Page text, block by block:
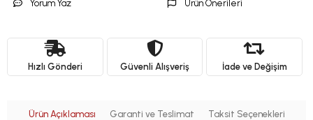
Yorum Yaz Ürün Önerileri
Hızlı Gönderi Güvenli Alışveriş İade ve Değişim
Ürün Açıklaması Garanti ve Teslimat Taksit Seçenekleri